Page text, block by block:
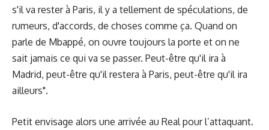
s'il va rester à Paris, il y a tellement de spéculations, de
rumeurs, d'accords, de choses comme ça. Quand on
parle de Mbappé, on ouvre toujours la porte et on ne
sait jamais ce qui va se passer. Peut-être qu'il ira à
Madrid, peut-être qu'il restera à Paris, peut-être qu'il ira
ailleurs".
Petit envisage alors une arrivée au Real pour l’attaquant.